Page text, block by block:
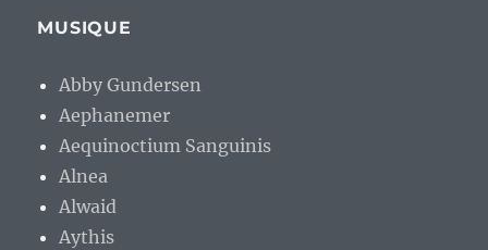
MUSIQUE
Abby Gundersen
Aephanemer
Aequinoctium Sanguinis
Alnea
Alwaid
Aythis